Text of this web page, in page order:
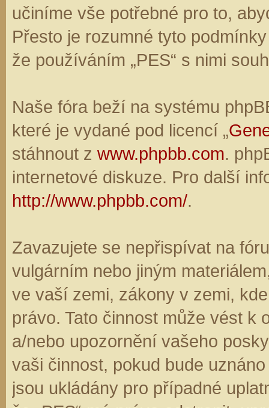
učiníme vše potřebné pro to,
Přesto je rozumné tyto
že používáním „PES“ s nimi
Naše fóra beží na systému
které je vydané pod licencí „
stáhnout z www.phpbb.com.
internetové diskuze. Pro další
http://www.phpbb.com/.
Zavazujete se nepřispívat na
vulgárním nebo jiným
ve vaší zemi, zákony v zemi,
právo. Tato činnost může vést k
a/nebo upozornění vašeho
vaši činnost, pokud bude
jsou ukládány pro případné